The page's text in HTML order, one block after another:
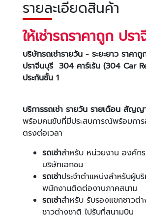
รายละเอียดสินค้า
ให้เช่ารถราคาถูก ปร
บริษัทรถเช่ารายวัน - ระยะยาวราคาถู
ปราจีนบุรี 304 คาร์เร้น (304 Car
ประกันชั้น 1
บริการรถเช่า รายวัน รายเดือน สัญญ
พร้อมคนขับที่มีประสบการณ์พร้อมกา
ตรงต่อเวลา
รถเช่าสำหรับ หน่วยงาน องค์กร
บริษัทเอกชน
รถเช่าประจำตำแหน่งสำหรับผู้บริ
พนักงานติดต่องานภาคสนาม
รถเช่าสำหรับ รับรองแขกชาวต่
ชาวต่างชาติ ไปรับที่สนามบิน